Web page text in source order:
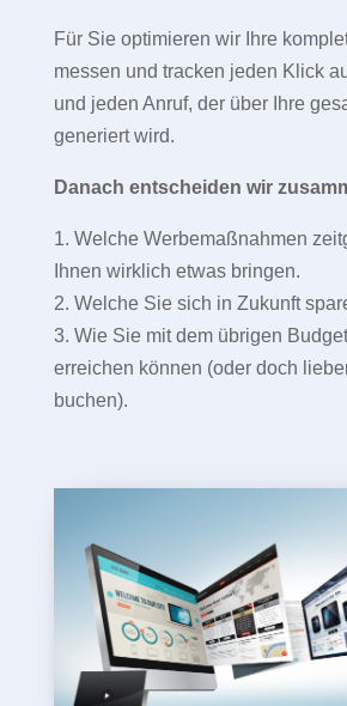
Für Sie optimieren wir Ihre
messen und tracken jeden Klick
und jeden Anruf, der über Ihre
generiert wird.
Danach entscheiden wir
1. Welche Werbemaßnahmen
Ihnen wirklich etwas bringen.
2. Welche Sie sich in Zukunft
3. Wie Sie mit dem übrigen
erreichen können (oder doch
buchen).